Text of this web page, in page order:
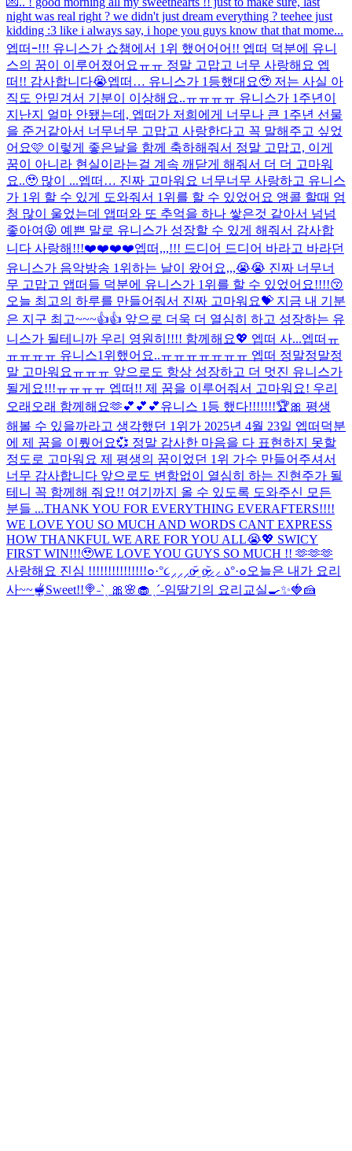
night was real right ? we didn't just dream everything ? teehee just
kidding :3 like i always say, i hope you guys know that that mome...
엡떠ｰ!!! 유니스가 쇼챔에서 1위 했어어어!! 엡떠 덕분에 유니
스의 꿈이 이루어졌어요ㅠㅠ 정말 고맙고 너무 사랑해요 엡
떠!! 감사합니다😭엡떠… 유니스가 1등했대요🥹 저는 사실 아
직도 안믿겨서 기분이 이상해요..ㅠㅠㅠㅠ 유니스가 1주년이
지난지 얼마 안됐는데, 엡떠가 저희에게 너무나 큰 1주년 선물
을 준거같아서 너무너무 고맙고 사랑한다고 꼭 말해주고 싶었
어요🩷 이렇게 좋은날을 함께 축하해줘서 정말 고맙고, 이게
꿈이 아니라 현실이라는걸 계속 깨닫게 해줘서 더 더 고마워
요..🥹 많이 ...엡떠… 진짜 고마워요 너무너무 사랑하고 유니스
가 1위 할 수 있게 도와줘서 1위를 할 수 있었어요 앵콜 할때 엄
청 많이 울었는데 앱떠와 또 추억을 하나 쌓은것 같아서 넘넘
좋아여😝 예쁜 말로 유니스가 성장할 수 있게 해줘서 감사합
니다 사랑해!!!❤️❤️❤️❤️엡떠,,,!!! 드디어 드디어 바라고 바라던
유니스가 음악방송 1위하는 날이 왔어요,,,😭😭 진짜 너무너
무 고맙고 앱떠들 덕분에 유니스가 1위를 할 수 있었어요!!!!😚
오늘 최고의 하루를 만들어줘서 진짜 고마워요💝 지금 내 기분
은 지구 최고~~~👍👍 앞으로 더욱 더 열심히 하고 성장하는 유
니스가 될테니까 우리 영원히!!!! 함께해요💖 엡떠 사...엡떠ㅠ
ㅠㅠㅠㅠ 유니스1위했어요..ㅠㅠㅠㅠㅠㅠㅠ 엡떠 정말정말정
말 고마워요ㅠㅠㅠ 앞으로도 항상 성장하고 더 멋진 유니스가
될게요!!!ㅠㅠㅠㅠ 엡떠!! 제 꿈을 이루어줘서 고마워요! 우리
오래오래 함께해요🫶💕💕💕유니스 1등 했다!!!!!!!🏆🎀 평생
해볼 수 있을까라고 생각했던 1위가 2025년 4월 23일 엡떠덕분
에 제 꿈을 이뤘어요💞 정말 감사한 마음을 다 표현하지 못할
정도로 고마워요 제 평생의 꿈이었던 1위 가수 만들어주셔서
너무 감사합니다 앞으로도 변함없이 열심히 하는 진현주가 될
테니 꼭 함께해 줘요!! 여기까지 올 수 있도록 도와주신 모든
분들 ...THANK YOU FOR EVERYTHING EVERAFTERS!!!!
WE LOVE YOU SO MUCH AND WORDS CANT EXPRESS
HOW THANKFUL WE ARE FOR YOU ALL😭💖 SWICY
FIRST WIN!!!🥹WE LOVE YOU GUYS SO MUCH !! 🫶🫶🫶
사랑해요 진심 !!!!!!!!!!!!!!!๐·°૮⸝⸝⸝o̴̶̷᷄ ̫ o̴̶̷̥᷅⸝⸝ ა°·๐오늘은 내가 요리
사~~🫕Sweet!!🍭˗ˋˏ 🎀🌸🧁 ˎˊ˗임딸기의 요리교실🍳✨🍓🍰